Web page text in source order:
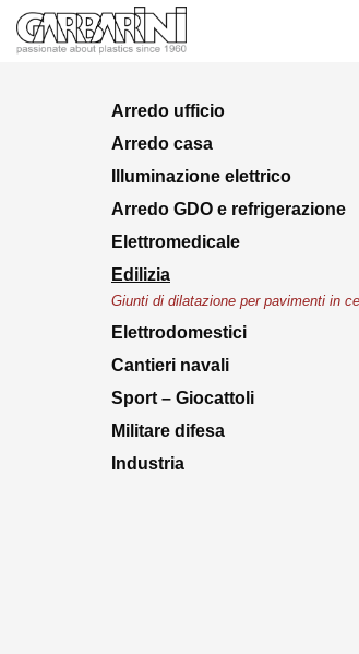
Arredo ufficio
Arredo casa
Illuminazione elettrico
Arredo GDO e refrigerazione
Elettromedicale
Edilizia
Giunti di dilatazione per pavimenti in
Elettrodomestici
Cantieri navali
Sport – Giocattoli
Militare difesa
Industria